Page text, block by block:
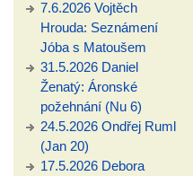
7.6.2026 Vojtěch
Hrouda: Seznámení
Jóba s Matoušem
31.5.2026 Daniel
Ženatý: Áronské
požehnání (Nu 6)
24.5.2026 Ondřej Ruml
(Jan 20)
17.5.2026 Debora